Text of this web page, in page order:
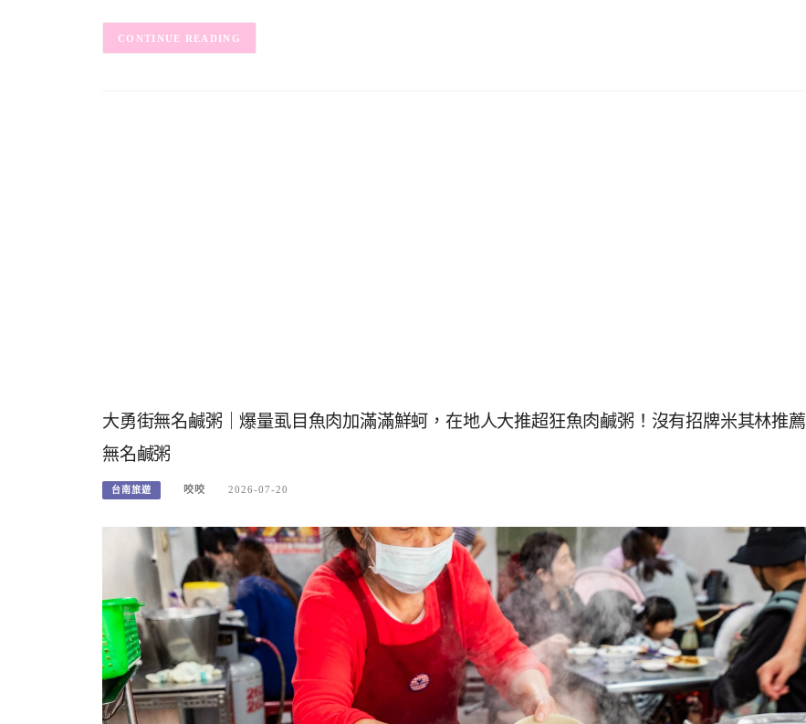
CONTINUE READING
大勇街無名鹹粥｜爆量虱目魚肉加滿滿鮮蚵，在地人大推超狂魚肉鹹粥！沒有招牌米其林推薦
無名鹹粥
台南旅遊 咬咬 2026-07-20